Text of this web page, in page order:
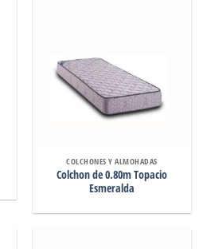
COLCHONES Y ALMOHADAS
Colchon de 0.80m Topacio
Esmeralda